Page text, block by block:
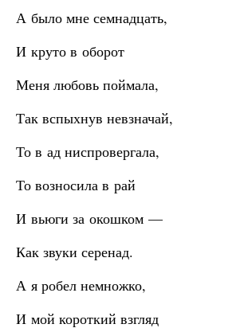
А было мне семнадцать,
И круто в оборот
Меня любовь поймала,
Так вспыхнув невзначай,
То в ад ниспровергала,
То возносила в рай
И вьюги за окошком —
Как звуки серенад.
А я робел немножко,
И мой короткий взгляд